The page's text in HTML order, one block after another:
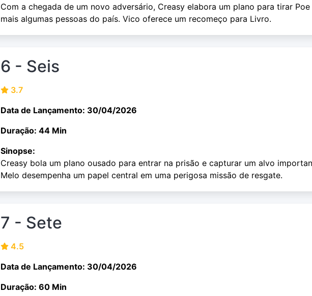
Com a chegada de um novo adversário, Creasy elabora um plano para tirar Poe
mais algumas pessoas do país. Vico oferece um recomeço para Livro.
6 - Seis
3.7
Data de Lançamento: 30/04/2026
Duração: 44 Min
Sinopse:
Creasy bola um plano ousado para entrar na prisão e capturar um alvo
Melo desempenha um papel central em uma perigosa missão de resgate.
7 - Sete
4.5
Data de Lançamento: 30/04/2026
Duração: 60 Min